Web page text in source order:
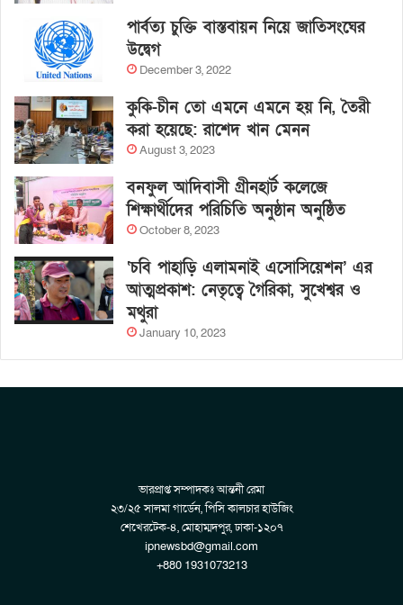
পার্বত্য চুক্তি বাস্তবায়ন নিয়ে জাতিসংঘের
উদ্বেগ
December 3, 2022
কুকি-চীন তো এমনে এমনে হয় নি, তৈরী
করা হয়েছে: রাশেদ খান মেনন
August 3, 2023
বনফুল আদিবাসী গ্রীনহার্ট কলেজে
শিক্ষার্থীদের পরিচিতি অনুষ্ঠান অনুষ্ঠিত
October 8, 2023
‘চবি পাহাড়ি এলামনাই এসোসিয়েশন’ এর
আত্মপ্রকাশ: নেতৃত্বে গৈরিকা, সুখেশ্বর ও
মথুরা
January 10, 2023
ভারপ্রাপ্ত সম্পাদকঃ আন্তনী রেমা
২৩/২৫ সালমা গার্ডেন, পিসি কালচার হাউজিং
শেখেরটেক-৪, মোহাম্মদপুর, ঢাকা-১২০৭
ipnewsbd@gmail.com
+880 1931073213